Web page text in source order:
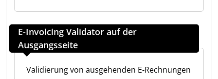
E-Invoicing Validator auf der
Ausgangsseite
Validierung von ausgehenden E-Rechnungen